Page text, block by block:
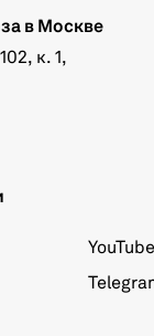
в Москве
к. 1,
YouTube